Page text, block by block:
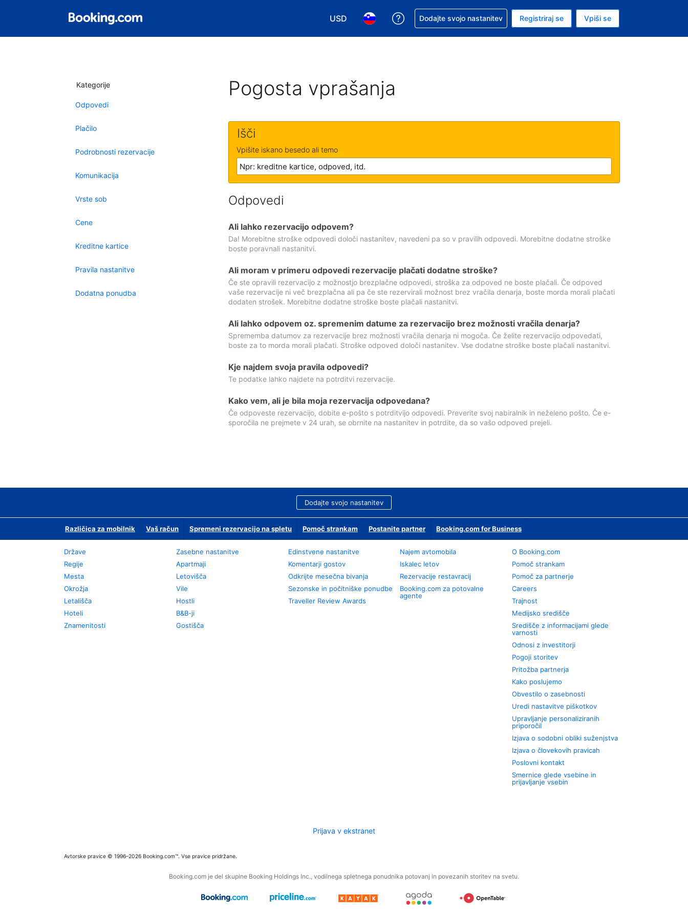
USD
Izbira valute. Vaša trenutna valuta je ameriški dolar
Izbira jezika. Vaš trenutni jezik je Slovenščini
Zaprosite za pomoč pri rezervaciji
Dodajte svojo nastanitev Registriraj se Vpiši se
Kategorije
Odpovedi
Plačilo
Podrobnosti rezervacije
Komunikacija
Vrste sob
Cene
Kreditne kartice
Pravila nastanitve
Dodatna ponudba
Pogosta vprašanja
Išči
Vpišite iskano besedo ali temo
Odpovedi
Ali lahko rezervacijo odpovem?
Da! Morebitne stroške odpovedi določi nastanitev, navedeni pa so v pravilih odpovedi. Morebitne dodatne stroške
boste poravnali nastanitvi.
Ali moram v primeru odpovedi rezervacije plačati dodatne stroške?
Če ste opravili rezervacijo z možnostjo brezplačne odpovedi, stroška za odpoved ne boste plačali. Če odpoved
vaše rezervacije ni več brezplačna ali pa če ste rezervirali možnost brez vračila denarja, boste morda morali plačati
dodaten strošek. Morebitne dodatne stroške boste plačali nastanitvi.
Ali lahko odpovem oz. spremenim datume za rezervacijo brez možnosti vračila denarja?
Sprememba datumov za rezervacije brez možnosti vračila denarja ni mogoča. Če želite rezervacijo odpovedati,
boste za to morda morali plačati. Stroške odpoved določi nastanitev. Vse dodatne stroške boste plačali nastanitvi.
Kje najdem svoja pravila odpovedi?
Te podatke lahko najdete na potrditvi rezervacije.
Kako vem, ali je bila moja rezervacija odpovedana?
Če odpoveste rezervacijo, dobite e-pošto s potrditvijo odpovedi. Preverite svoj nabiralnik in neželeno pošto. Če e-
sporočila ne prejmete v 24 urah, se obrnite na nastanitev in potrdite, da so vašo odpoved prejeli.
Dodajte svojo nastanitev
Različica za mobilnik Vaš račun Spremeni rezervacijo na spletu Pomoč strankam Postanite partner Booking.com for Business
Države
Regije
Mesta
Okrožja
Letališča
Hoteli
Znamenitosti
Zasebne nastanitve
Apartmaji
Letovišča
Vile
Hostli
B&B-ji
Gostišča
Edinstvene nastanitve
Komentarji gostov
Odkrijte mesečna bivanja
Sezonske in počitniške ponudbe
Traveller Review Awards
Najem avtomobila
Iskalec letov
Rezervacije restavracij
Booking.com za potovalne
agente
O Booking.com
Pomoč strankam
Pomoč za partnerje
Careers
Trajnost
Medijsko središče
Središče z informacijami glede
varnosti
Odnosi z investitorji
Pogoji storitev
Pritožba partnerja
Kako poslujemo
Obvestilo o zasebnosti
Uredi nastavitve piškotkov
Upravljanje personaliziranih
priporočil
Izjava o sodobni obliki suženjstva
Izjava o človekovih pravicah
Poslovni kontakt
Smernice glede vsebine in
prijavljanje vsebin
Prijava v ekstranet
Avtorske pravice © 1996–2026 Booking.com™. Vse pravice pridržane.
Booking.com je del skupine Booking Holdings Inc., vodilnega spletnega ponudnika potovanj in povezanih storitev na svetu.